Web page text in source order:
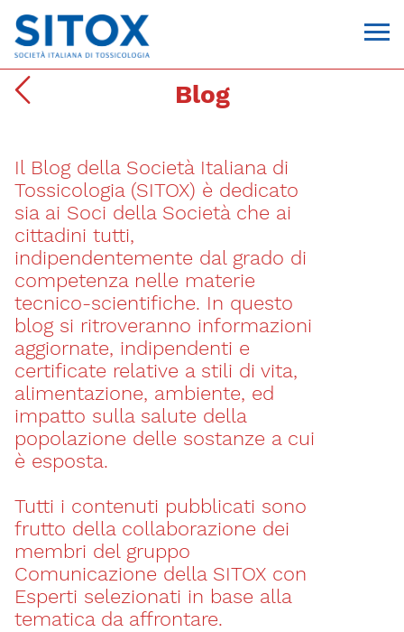
Via Giovanni Pascoli, 3
20129, Milano
C.F. 96330980580
P.I. 06792491000
T. 02-29520311
segreteria@sitox.org
CONTATTACI
Blog
Il Blog della Società Italiana di
Tossicologia (SITOX) è dedicato
sia ai Soci della Società che ai
cittadini tutti,
indipendentemente dal grado di
competenza nelle materie
tecnico-scientifiche. In questo
blog si ritroveranno informazioni
aggiornate, indipendenti e
certificate relative a stili di vita,
alimentazione, ambiente, ed
impatto sulla salute della
popolazione delle sostanze a cui
è esposta.
Tutti i contenuti pubblicati sono
frutto della collaborazione dei
membri del gruppo
Comunicazione della SITOX con
Esperti selezionati in base alla
tematica da affrontare.